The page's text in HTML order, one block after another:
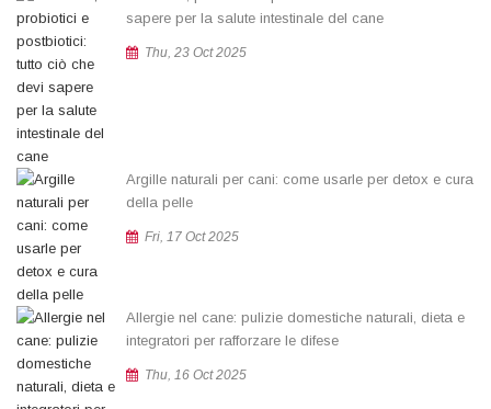
sapere per la salute intestinale del cane
Thu, 23 Oct 2025
Argille naturali per cani: come usarle per detox e cura
della pelle
Fri, 17 Oct 2025
Allergie nel cane: pulizie domestiche naturali, dieta e
integratori per rafforzare le difese
Thu, 16 Oct 2025